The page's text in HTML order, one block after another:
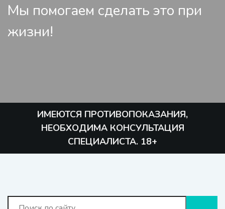
Мы помогаем сделать это при
жизни!
ИМЕЮТСЯ ПРОТИВОПОКАЗАНИЯ,
НЕОБХОДИМА КОНСУЛЬТАЦИЯ
СПЕЦИАЛИСТА. 18+